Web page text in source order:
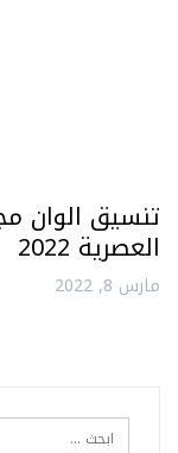
تنسيق الوان
العصرية 2022
مارس 8, 2022